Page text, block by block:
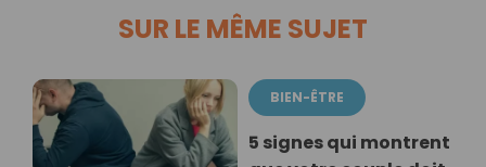
SUR LE MÊME SUJET
BIEN-ÊTRE
5 signes qui montrent